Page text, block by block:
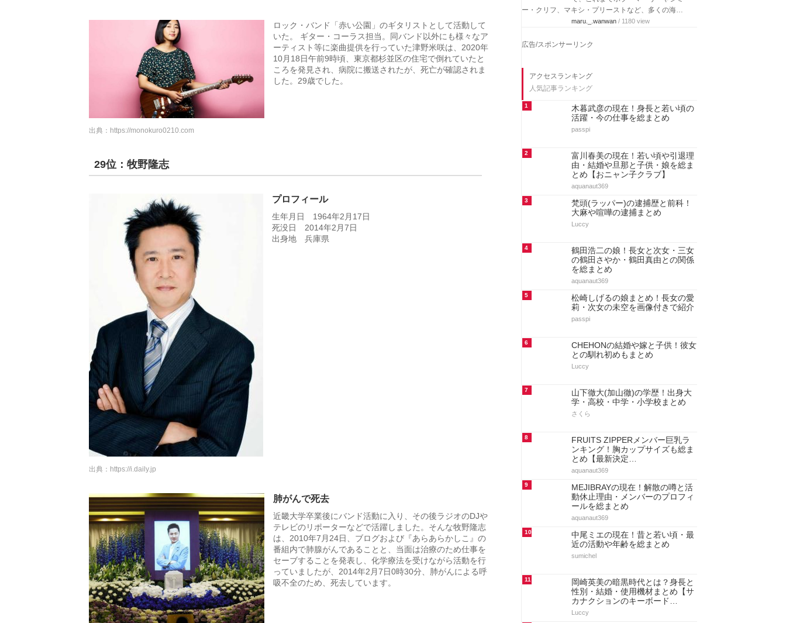
ロック・バンド「赤い公園」のギタリストとして活動して
いた。 ギター・コーラス担当。同バンド以外にも様々なア
ーティスト等に楽曲提供を行っていた津野米咲は、2020年
10月18日午前9時頃、東京都杉並区の住宅で倒れていたと
ころを発見され、病院に搬送されたが、死亡が確認されま
した。29歳でした。
出典： https://monokuro0210.com
29位：牧野隆志
プロフィール
生年月日 1964年2月17日
死没日 2014年2月7日
出身地 兵庫県
出典： https://i.daily.jp
肺がんで死去
近畿大学卒業後にバンド活動に入り、その後ラジオのDJや
テレビのリポーターなどで活躍しました。そんな牧野隆志
は、2010年7月24日、ブログおよび『あらあらかしこ』の
番組内で肺腺がんであることと、当面は治療のため仕事を
セーブすることを発表し、化学療法を受けながら活動を行
っていましたが、2014年2月7日0時30分、肺がんによる呼
吸不全のため、死去しています。
ー・クリフ、マキシ・プリーストなど、多くの海…
maru._.wanwan / 1180 view
広告/スポンサーリンク
アクセスランキング
人気記事ランキング
1
木暮武彦の現在！身長と若い頃の
活躍・今の仕事を総まとめ
passpi
2
富川春美の現在！若い頃や引退理
由・結婚や旦那と子供・娘を総ま
とめ【おニャン子クラブ】
aquanaut369
3
梵頭(ラッパー)の逮捕歴と前科！
大麻や喧嘩の逮捕まとめ
Luccy
4
鶴田浩二の娘！長女と次女・三女
の鶴田さやか・鶴田真由との関係
を総まとめ
aquanaut369
5
松崎しげるの娘まとめ！長女の愛
莉・次女の未空を画像付きで紹介
passpi
6
CHEHONの結婚や嫁と子供！彼女
との馴れ初めもまとめ
Luccy
7
山下徹大(加山徹)の学歴！出身大
学・高校・中学・小学校まとめ
さくら
8
FRUITS ZIPPERメンバー巨乳ラ
ンキング！胸カップサイズも総ま
とめ【最新決定…
aquanaut369
9
MEJIBRAYの現在！解散の噂と活
動休止理由・メンバーのプロフィ
ールを総まとめ
aquanaut369
10
中尾ミエの現在！昔と若い頃・最
近の活動や年齢を総まとめ
sumichel
11
岡崎英美の暗黒時代とは？身長と
性別・結婚・使用機材まとめ【サ
カナクションのキーボード…
Luccy